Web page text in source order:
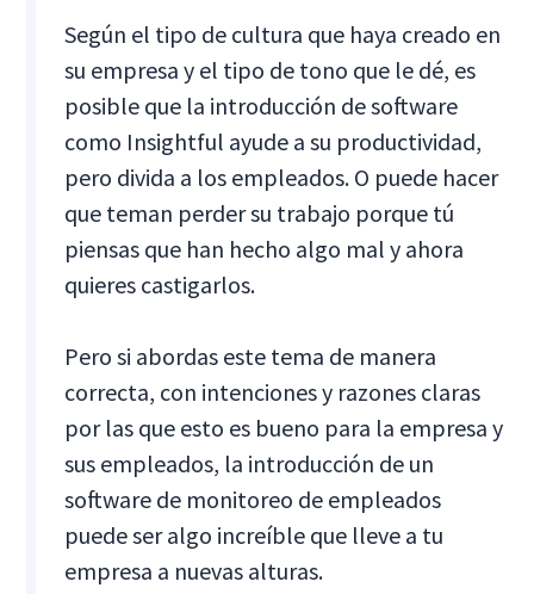
Según el tipo de cultura que haya creado en
su empresa y el tipo de tono que le dé, es
posible que la introducción de software
como Insightful ayude a su productividad,
pero divida a los empleados. O puede hacer
que teman perder su trabajo porque tú
piensas que han hecho algo mal y ahora
quieres castigarlos.
Pero si abordas este tema de manera
correcta, con intenciones y razones claras
por las que esto es bueno para la empresa y
sus empleados, la introducción de un
software de monitoreo de empleados
puede ser algo increíble que lleve a tu
empresa a nuevas alturas.